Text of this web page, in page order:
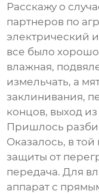
Расскажу о
партнеров по
электрический
все было
влажная,
измельчать, а
заклинивания,
концов, выход
Пришлось
Оказалось, в
защиты от
передача. Для
аппарат с